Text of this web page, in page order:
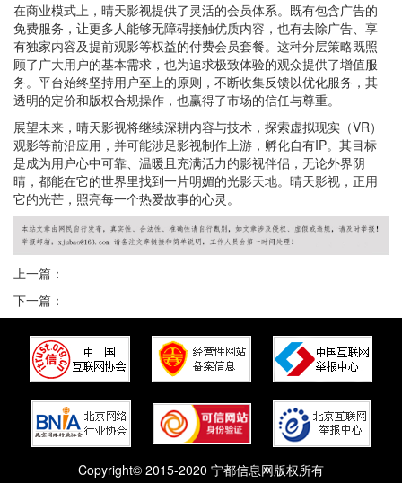
在商业模式上，晴天影视提供了灵活的会员体系。既有包含广告的
免费服务，让更多人能够无障碍接触优质内容，也有去除广告、享
有独家内容及提前观影等权益的付费会员套餐。这种分层策略既照
顾了广大用户的基本需求，也为追求极致体验的观众提供了增值服
务。平台始终坚持用户至上的原则，不断收集反馈以优化服务，其
透明的定价和版权合规操作，也赢得了市场的信任与尊重。
展望未来，晴天影视将继续深耕内容与技术，探索虚拟现实（VR）
观影等前沿应用，并可能涉足影视制作上游，孵化自有IP。其目标
是成为用户心中可靠、温暖且充满活力的影视伴侣，无论外界阴
晴，都能在它的世界里找到一片明媚的光影天地。晴天影视，正用
它的光芒，照亮每一个热爱故事的心灵。
上一篇：
下一篇：
Copyright© 2015-2020 宁都信息网版权所有